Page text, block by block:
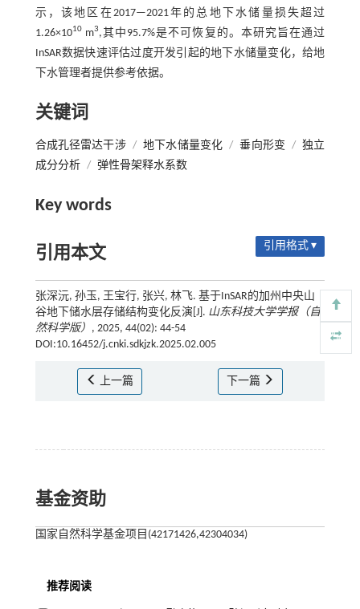
示，该地区在2017—2021年的总地下水储量损失超过
1.26×1010m3,其中95.7%是不可恢复的。本研究旨在通过
InSAR数据快速评估过度开发引起的地下水储量变化，给地
下水管理者提供参考依据。
关键词
合成孔径雷达干涉 / 地下水储量变化 / 垂向形变 / 独立
成分分析 / 弹性骨架释水系数
Key words
引用本文 引用格式 ▾
张深沅, 孙玉, 王宝行, 张兴, 林飞. 基于InSAR的加州中央山
谷地下储水层存储结构变化反演[J]. 山东科技大学学报（自
然科学版） , 2025, 44(02): 44-54
DOI:10.16452/j.cnki.sdkjzk.2025.02.005
上一篇 下一篇
基金资助
国家自然科学基金项目(42171426,42304034)